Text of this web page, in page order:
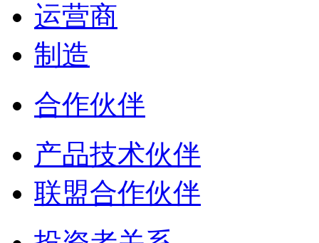
运营商
制造
合作伙伴
产品技术伙伴
联盟合作伙伴